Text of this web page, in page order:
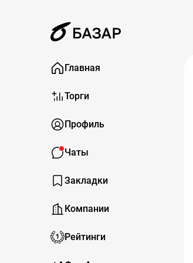
Главная
Торги
Профиль
Чаты
Закладки
Компании
Рейтинги